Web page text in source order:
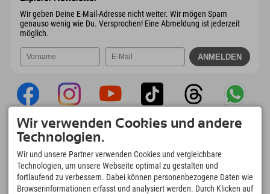
Wir geben Deine E-Mail-Adresse nicht weiter. Wir mögen Spam
genauso wenig wie Du. Versprochen! Eine Abmeldung ist jederzeit
möglich.
Explorer App
Upload Deiner #ExplorerMoments, Mein
Explorer To Go mit Buchungsübersicht,
Bucketlist, Restaurantübersicht uvm. Jetzt
downloaden!
Wir verwenden Cookies und andere
Technologien.
Wir und unsere Partner verwenden Cookies und vergleichbare
Technologien, um unsere Webseite optimal zu gestalten und
fortlaufend zu verbessern. Dabei können personenbezogene Daten wie
Browserinformationen erfasst und analysiert werden. Durch Klicken auf